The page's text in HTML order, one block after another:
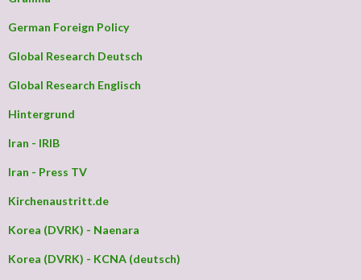
German Foreign Policy
Global Research Deutsch
Global Research Englisch
Hintergrund
Iran - IRIB
Iran - Press TV
Kirchenaustritt.de
Korea (DVRK) - Naenara
Korea (DVRK) - KCNA (deutsch)